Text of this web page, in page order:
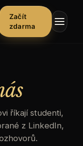
Začít
zdarma
říkají studenti,
z LinkedIn,